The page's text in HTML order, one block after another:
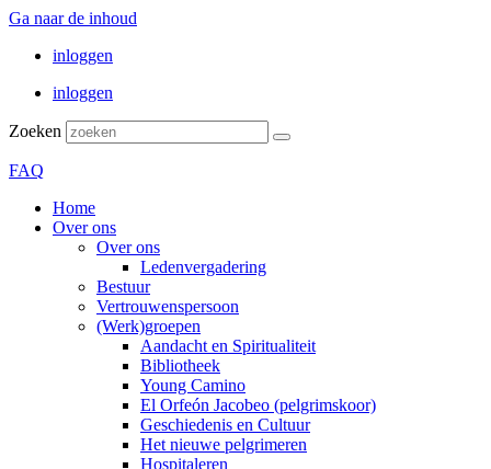
Ga naar de inhoud
inloggen
inloggen
Zoeken
FAQ
Home
Over ons
Over ons
Ledenvergadering
Bestuur
Vertrouwenspersoon
(Werk)groepen
Aandacht en Spiritualiteit
Bibliotheek
Young Camino
El Orfeón Jacobeo (pelgrimskoor)
Geschiedenis en Cultuur
Het nieuwe pelgrimeren
Hospitaleren